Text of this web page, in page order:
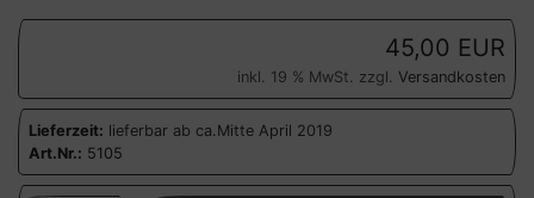
45,00 EUR
inkl. 19 % MwSt. zzgl. Versandkosten
Lieferzeit: lieferbar ab ca.Mitte April 2019
Art.Nr.: 5105